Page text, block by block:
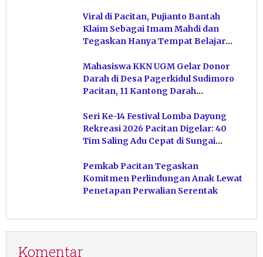
Viral di Pacitan, Pujianto Bantah
Klaim Sebagai Imam Mahdi dan
Tegaskan Hanya Tempat Belajar
Mahasiswa KKN UGM Gelar Donor
Darah di Desa Pagerkidul Sudimoro
Pacitan, 11 Kantong Darah
Seri Ke-14 Festival Lomba Dayung
Rekreasi 2026 Pacitan Digelar: 40
Tim Saling Adu Cepat di Sungai
Pemkab Pacitan Tegaskan
Komitmen Perlindungan Anak Lewat
Penetapan Perwalian Serentak
Komentar